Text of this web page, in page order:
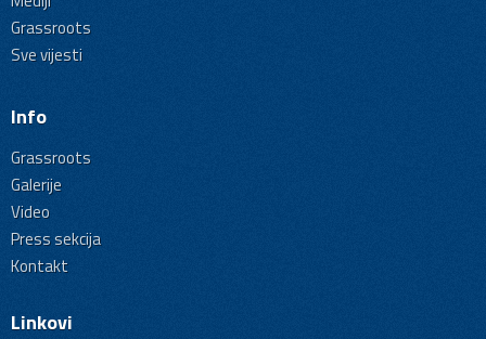
Grassroots
Sve vijesti
Info
Grassroots
Galerije
Video
Press sekcija
Kontakt
Linkovi